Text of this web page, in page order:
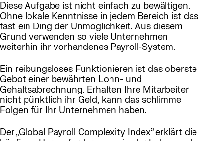
Diese Aufgabe ist nicht einfach zu bewältigen.
Ohne lokale Kenntnisse in jedem Bereich ist das
fast ein Ding der Unmöglichkeit. Aus diesem
Grund verwenden so viele Unternehmen
weiterhin ihr vorhandenes Payroll-System.
Ein reibungsloses Funktionieren ist das oberste
Gebot einer bewährten Lohn- und
Gehaltsabrechnung. Erhalten Ihre Mitarbeiter
nicht pünktlich ihr Geld, kann das schlimme
Folgen für Ihr Unternehmen haben.
Der „Global Payroll Complexity Index” erklärt die